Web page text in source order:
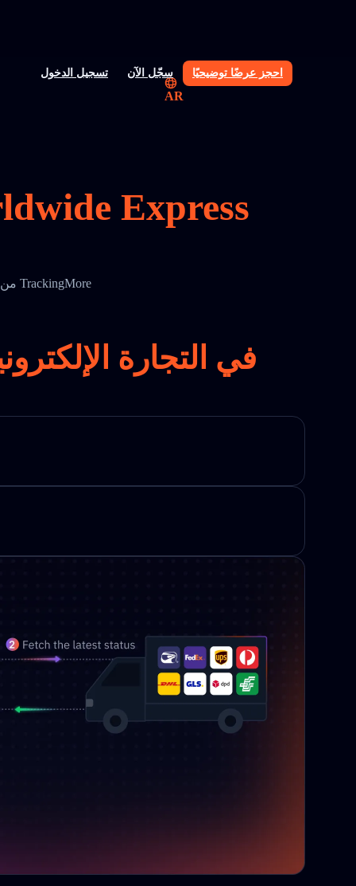
تسجيل الدخول سجّل الآن احجز عرضًا توضيحيًا
AR
حسّن دقة التتبع ووضوح الشحن باستخدام واجهة برمجة تتبع SkyNet Worldwide Express من TrackingMore